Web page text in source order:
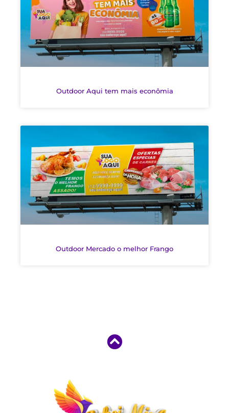
Outdoor Aqui tem mais econômia
Outdoor Mercado o melhor Frango